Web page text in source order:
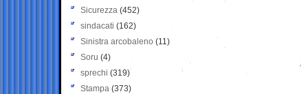
Sicurezza (452)
sindacati (162)
Sinistra arcobaleno (11)
Soru (4)
sprechi (319)
Stampa (373)